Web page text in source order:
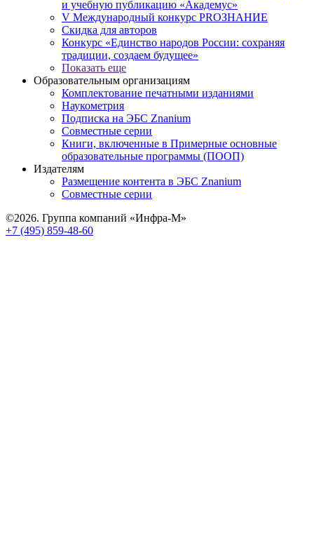
и учебную публикацию «Академус»
V Международный конкурс PROЗНАНИЕ
Скидка для авторов
Конкурс «Единство народов России: сохраняя
традиции, создаем будущее»
Показать еще
Образовательным организациям
Комплектование печатными изданиями
Наукометрия
Подписка на ЭБС Znanium
Совместные серии
Книги, включенные в Примерные основные
образовательные программы (ПООП)
Издателям
Размещение контента в ЭБС Znanium
Совместные серии
©2026. Группа компаний «Инфра-М»
+7 (495) 859-48-60